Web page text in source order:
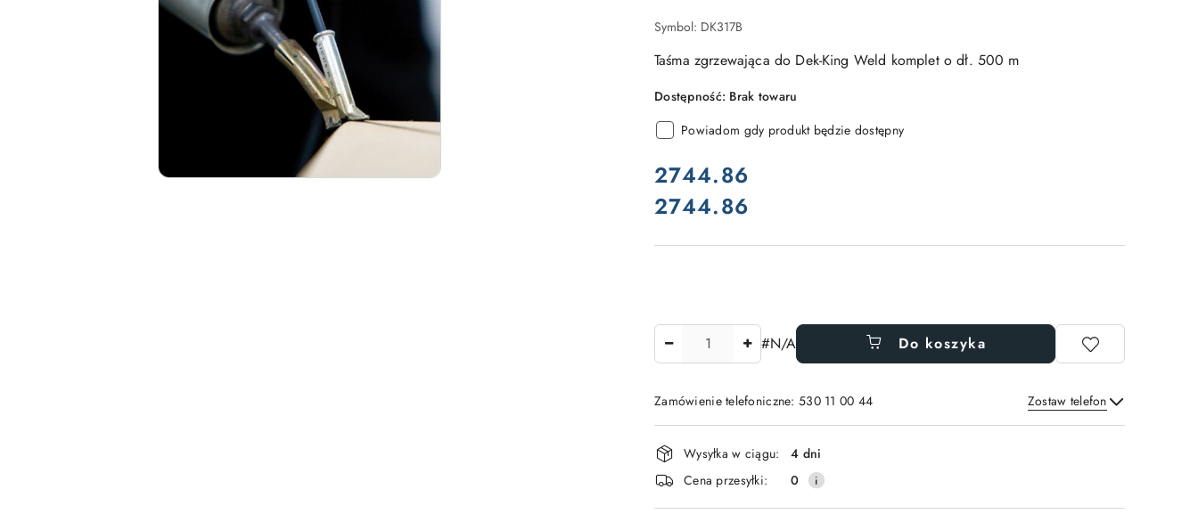
Symbol: DK317B
Taśma zgrzewająca do Dek-King Weld komplet o dł. 500 m
Dostępność: Brak towaru
Powiadom gdy produkt będzie dostępny
cena:
2744.86
Cena:
2744.86
#N/A Do koszyka
Zamówienie telefoniczne: 530 11 00 44 Zostaw telefon
Wyślij
Dostępność
i
dostawa
Wysyłka w ciągu:
4 dni
Cena przesyłki:
0